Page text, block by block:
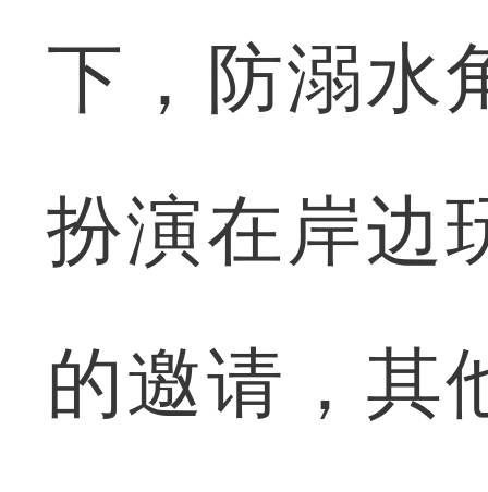
下，防溺水
扮演在岸边
的邀请，其